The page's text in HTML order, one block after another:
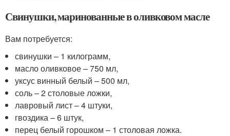
Свинушки, маринованные в оливковом масле
Вам потребуется:
свинушки – 1 килограмм,
масло оливковое – 750 мл,
уксус винный белый – 500 мл,
соль – 2 столовые ложки,
лавровый лист – 4 штуки,
гвоздика – 6 штук,
перец белый горошком – 1 столовая ложка.